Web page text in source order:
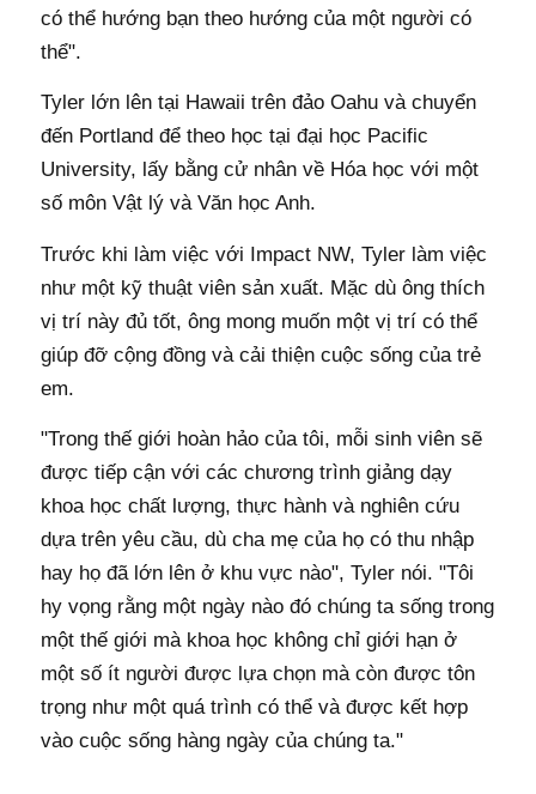
có thể hướng bạn theo hướng của một người có
thể".
Tyler lớn lên tại Hawaii trên đảo Oahu và chuyển
đến Portland để theo học tại đại học Pacific
University, lấy bằng cử nhân về Hóa học với một
số môn Vật lý và Văn học Anh.
Trước khi làm việc với Impact NW, Tyler làm việc
như một kỹ thuật viên sản xuất. Mặc dù ông thích
vị trí này đủ tốt, ông mong muốn một vị trí có thể
giúp đỡ cộng đồng và cải thiện cuộc sống của trẻ
em.
"Trong thế giới hoàn hảo của tôi, mỗi sinh viên sẽ
được tiếp cận với các chương trình giảng dạy
khoa học chất lượng, thực hành và nghiên cứu
dựa trên yêu cầu, dù cha mẹ của họ có thu nhập
hay họ đã lớn lên ở khu vực nào", Tyler nói. "Tôi
hy vọng rằng một ngày nào đó chúng ta sống trong
một thế giới mà khoa học không chỉ giới hạn ở
một số ít người được lựa chọn mà còn được tôn
trọng như một quá trình có thể và được kết hợp
vào cuộc sống hàng ngày của chúng ta."